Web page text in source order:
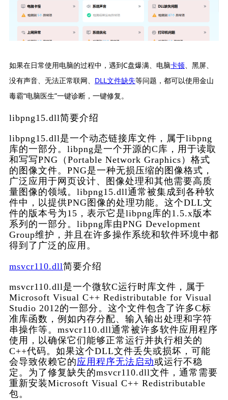
如果在日常使用电脑的过程中，遇到C盘爆满、电脑卡顿、黑屏、
没有声音、无法正常联网、 DLL文件缺失等问题，都可以使用金山
毒霸“电脑医生”一键诊断，一键修复。
libpng15.dll简要介绍
libpng15.dll是一个动态链接库文件，属于libpng
库的一部分。libpng是一个开源的C库，用于读取
和写写PNG（Portable Network Graphics）格式
的图像文件。PNG是一种无损压缩的图像格式，
广泛应用于网页设计、图像处理和其他需要高质
量图像的领域。libpng15.dll通常被集成到各种软
件中，以提供PNG图像的处理功能。这个DLL文
件的版本号为15，表示它是libpng库的1.5.x版本
系列的一部分。libpng库由PNG Development
Group维护，并且在许多操作系统和软件环境中都
得到了广泛的应用。
msvcr110.dll简要介绍
msvcr110.dll是一个微软C运行时库文件，属于
Microsoft Visual C++ Redistributable for Visual
Studio 2012的一部分。这个文件包含了许多C标
准库函数，例如内存分配、输入输出处理和字符
串操作等。msvcr110.dll通常被许多软件应用程序
使用，以确保它们能够正常运行并执行相关的
C++代码。如果这个DLL文件丢失或损坏，可能
会导致依赖它的应用程序无法启动或运行不稳
定。为了修复缺失的msvcr110.dll文件，通常需要
重新安装Microsoft Visual C++ Redistributable
包。